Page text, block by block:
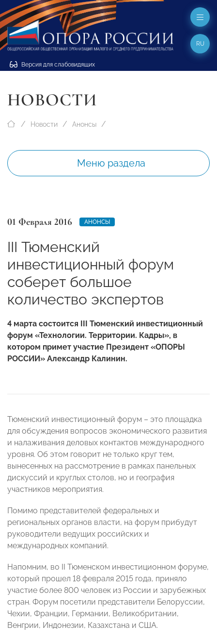
Версия для слабовидящих
RU
НОВОСТИ
Новости Анонсы
Меню раздела
01 Февраля 2016 АНОНСЫ
III Тюменский
инвестиционный форум
соберет большое
количество экспертов
4 марта состоится III Тюменский инвестиционный
форум «Технологии. Территории. Кадры», в
котором примет участие Президент «ОПОРЫ
РОССИИ» Александр Калинин.
Тюменский инвестиционный форум – это площадка
для обсуждения вопросов экономического развития
и налаживания деловых контактов международного
уровня. Об этом говорит не только круг тем,
вынесенных на рассмотрение в рамках панельных
дискуссий и круглых столов, но и география
участников мероприятия.
Помимо представителей федеральных и
региональных органов власти, на форум прибудут
руководители ведущих российских и
международных компаний.
Напомним, во II Тюменском инвестиционном форуме,
который прошел 18 февраля 2015 года, приняло
участие более 800 человек из России и зарубежных
стран. Форум посетили представители Белоруссии,
Чехии, Франции, Германии, Великобритании,
Венгрии, Индонезии, Казахстана и США.